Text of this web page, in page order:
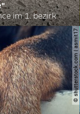
im 1. bezirk
© shutterstock.com | asmit17